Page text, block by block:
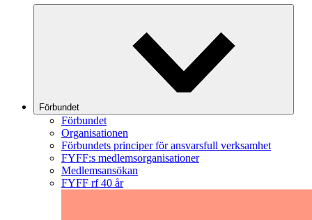
Förbundet
Förbundet
Organisationen
Förbundets principer för ansvarsfull verksamhet
FYFF:s medlemsorganisationer
Medlemsansökan
FYFF rf 40 år